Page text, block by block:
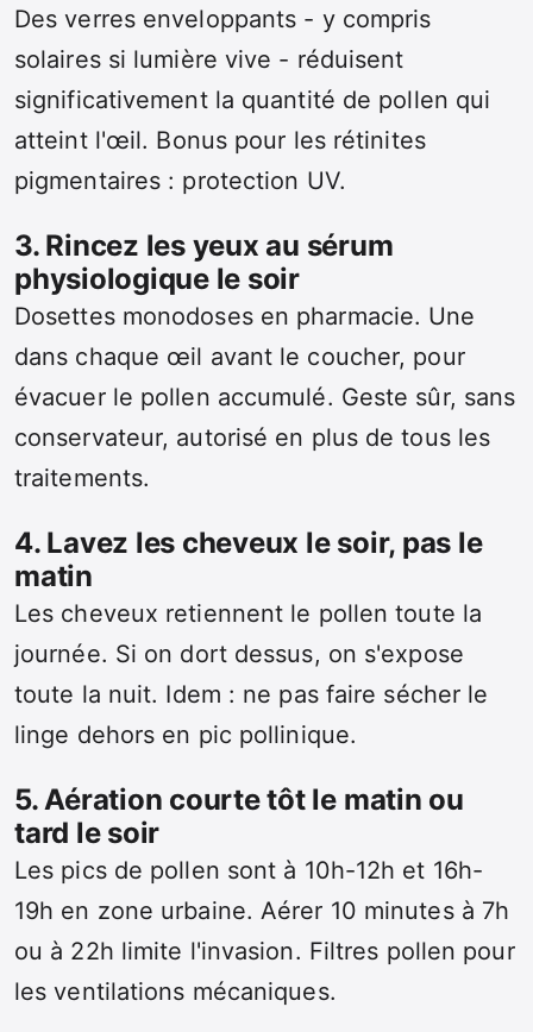
Des verres enveloppants - y compris
solaires si lumière vive - réduisent
significativement la quantité de pollen qui
atteint l'œil. Bonus pour les rétinites
pigmentaires : protection UV.
3. Rincez les yeux au sérum
physiologique le soir
Dosettes monodoses en pharmacie. Une
dans chaque œil avant le coucher, pour
évacuer le pollen accumulé. Geste sûr, sans
conservateur, autorisé en plus de tous les
traitements.
4. Lavez les cheveux le soir, pas le
matin
Les cheveux retiennent le pollen toute la
journée. Si on dort dessus, on s'expose
toute la nuit. Idem : ne pas faire sécher le
linge dehors en pic pollinique.
5. Aération courte tôt le matin ou
tard le soir
Les pics de pollen sont à 10h-12h et 16h-
19h en zone urbaine. Aérer 10 minutes à 7h
ou à 22h limite l'invasion. Filtres pollen pour
les ventilations mécaniques.